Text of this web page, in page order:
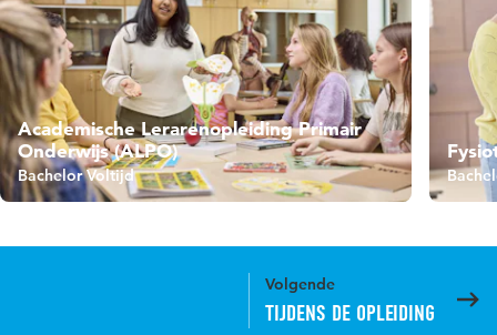
Academische Lerarenopleiding Primair
Onderwijs (ALPO)
Bachelor Voltijd
Volgende
Tijdens de opleiding